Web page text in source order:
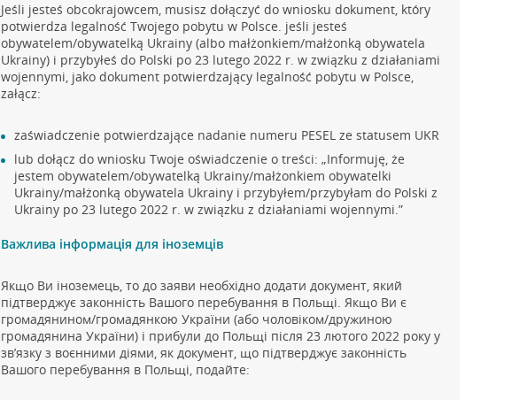
Jeśli jesteś obcokrajowcem, musisz dołączyć do wniosku dokument, który
potwierdza legalność Twojego pobytu w Polsce. jeśli jesteś
obywatelem/obywatelką Ukrainy (albo małżonkiem/małżonką obywatela
Ukrainy) i przybyłeś do Polski po 23 lutego 2022 r. w związku z działaniami
wojennymi, jako dokument potwierdzający legalność pobytu w Polsce,
załącz:
zaświadczenie potwierdzające nadanie numeru PESEL ze statusem UKR
lub dołącz do wniosku Twoje oświadczenie o treści: „Informuję, że
jestem obywatelem/obywatelką Ukrainy/małżonkiem obywatelki
Ukrainy/małżonką obywatela Ukrainy i przybyłem/przybyłam do Polski z
Ukrainy po 23 lutego 2022 r. w związku z działaniami wojennymi.”
Важлива інформація для іноземців
Якщо Ви іноземець, то до заяви необхідно додати документ, який
підтверджує законність Вашого перебування в Польщі. Якщо Ви є
громадянином/громадянкою України (або чоловіком/дружиною
громадянина України) і прибули до Польщі після 23 лютого 2022 року у
зв’язку з воєнними діями, як документ, що підтверджує законність
Вашого перебування в Польщі, подайте: